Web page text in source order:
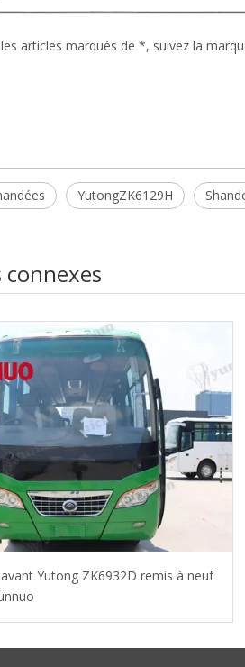
articles marqués de *, suivez la
YutongZK6129H
Yutong ZK6932D remis à neuf